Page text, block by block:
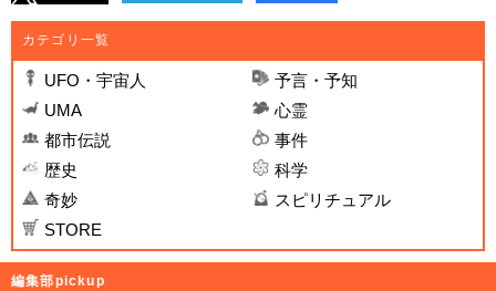
カテゴリ一覧
UFO・宇宙人
予言・予知
UMA
心霊
都市伝説
事件
歴史
科学
奇妙
スピリチュアル
STORE
編集部pickup